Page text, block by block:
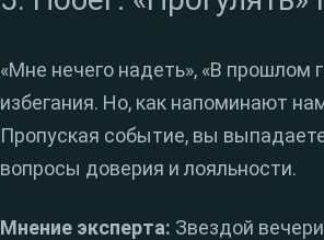
«Мне нечего надеть», «В прошлом
избегания. Но, как напоминают
Пропуская событие, вы
вопросы доверия и лояльности.
Мнение эксперта: Звездой